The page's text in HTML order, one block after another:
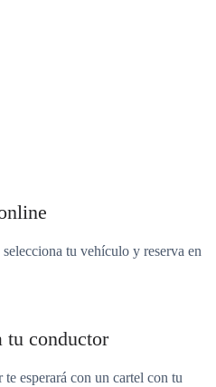
tu vehículo y reserva en
tu conductor
esperará con un cartel con tu